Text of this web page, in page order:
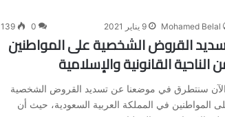
Mohamed Belal 9 يناير 2021 0
139
القروض الشخصية على المواطنين
الناحية القانونية والإسلامية
سنتطرق في موضعنا عن تسديد القروض الشخصية
المواطنين في المملكة العربية السعودية، حيث أن